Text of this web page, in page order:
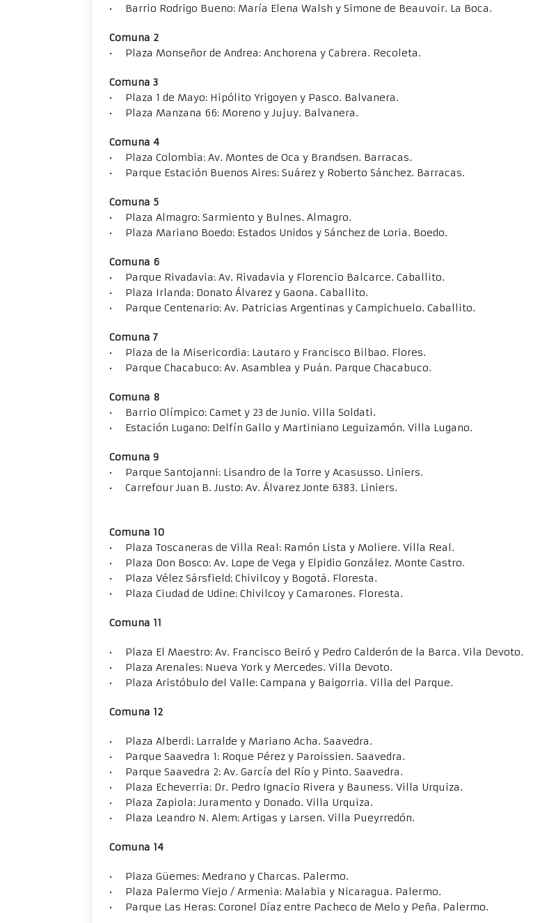
• Barrio Rodrigo Bueno: María Elena Walsh y Simone de Beauvoir. La Boca.
Comuna 2
• Plaza Monseñor de Andrea: Anchorena y Cabrera. Recoleta.
Comuna 3
• Plaza 1 de Mayo: Hipólito Yrigoyen y Pasco. Balvanera.
• Plaza Manzana 66: Moreno y Jujuy. Balvanera.
Comuna 4
• Plaza Colombia: Av. Montes de Oca y Brandsen. Barracas.
• Parque Estación Buenos Aires: Suárez y Roberto Sánchez. Barracas.
Comuna 5
• Plaza Almagro: Sarmiento y Bulnes. Almagro.
• Plaza Mariano Boedo: Estados Unidos y Sánchez de Loria. Boedo.
Comuna 6
• Parque Rivadavia: Av. Rivadavia y Florencio Balcarce. Caballito.
• Plaza Irlanda: Donato Álvarez y Gaona. Caballito.
• Parque Centenario: Av. Patricias Argentinas y Campichuelo. Caballito.
Comuna 7
• Plaza de la Misericordia: Lautaro y Francisco Bilbao. Flores.
• Parque Chacabuco: Av. Asamblea y Puán. Parque Chacabuco.
Comuna 8
• Barrio Olímpico: Camet y 23 de Junio. Villa Soldati.
• Estación Lugano: Delfín Gallo y Martiniano Leguizamón. Villa Lugano.
Comuna 9
• Parque Santojanni: Lisandro de la Torre y Acasusso. Liniers.
• Carrefour Juan B. Justo: Av. Álvarez Jonte 6383. Liniers.
Comuna 10
• Plaza Toscaneras de Villa Real: Ramón Lista y Moliere. Villa Real.
• Plaza Don Bosco: Av. Lope de Vega y Elpidio González. Monte Castro.
• Plaza Vélez Sársfield: Chivilcoy y Bogotá. Floresta.
• Plaza Ciudad de Udine: Chivilcoy y Camarones. Floresta.
Comuna 11
• Plaza El Maestro: Av. Francisco Beiró y Pedro Calderón de la Barca. Vila Devoto.
• Plaza Arenales: Nueva York y Mercedes. Villa Devoto.
• Plaza Aristóbulo del Valle: Campana y Baigorria. Villa del Parque.
Comuna 12
• Plaza Alberdi: Larralde y Mariano Acha. Saavedra.
• Parque Saavedra 1: Roque Pérez y Paroissien. Saavedra.
• Parque Saavedra 2: Av. García del Río y Pinto. Saavedra.
• Plaza Echeverria: Dr. Pedro Ignacio Rivera y Bauness. Villa Urquiza.
• Plaza Zapiola: Juramento y Donado. Villa Urquiza.
• Plaza Leandro N. Alem: Artigas y Larsen. Villa Pueyrredón.
Comuna 14
• Plaza Güemes: Medrano y Charcas. Palermo.
• Plaza Palermo Viejo / Armenia: Malabia y Nicaragua. Palermo.
• Parque Las Heras: Coronel Díaz entre Pacheco de Melo y Peña. Palermo.